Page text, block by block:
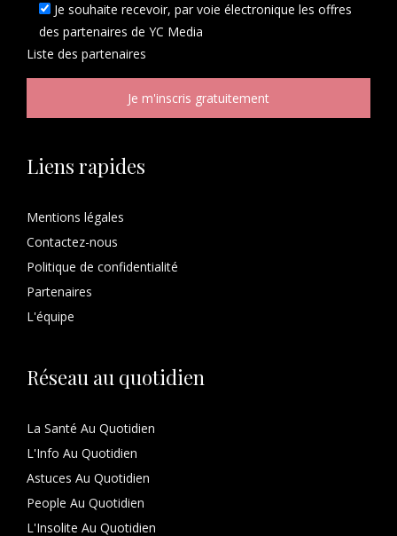
Je souhaite recevoir, par voie électronique les offres
des partenaires de YC Media
Liste des partenaires
Liens rapides
Mentions légales
Contactez-nous
Politique de confidentialité
Partenaires
L'équipe
Réseau au quotidien
La Santé Au Quotidien
L'Info Au Quotidien
Astuces Au Quotidien
People Au Quotidien
L'Insolite Au Quotidien